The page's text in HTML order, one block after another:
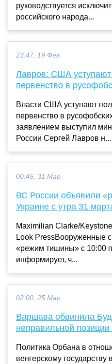
руководствуется
российского народа...
23:47, 19 Фев
Лавров: США
первенство в
Власти США уступают
первенство в
заявлением выступил
России Сергей Лавров н...
00:45, 31 Мар
ВС России объявили
Украине с утра 31
Maximilian Clarke/
Look PressВооруженные
«режим тишины» с 10:00
информирует, ч...
02:00, 25 Мар
Варшава обвинила
неправильной
Политика Орбана в
венгерскому государству